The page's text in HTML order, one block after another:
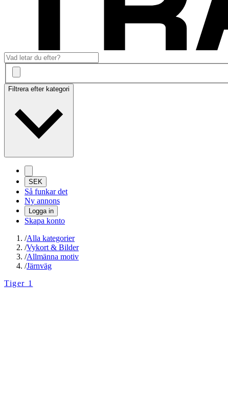
Filtrera efter kategori
SEK
Så funkar det
Ny annons
Logga in
Skapa konto
/Alla kategorier
/Vykort & Bilder
/Allmänna motiv
/Järnväg
Tiger 1